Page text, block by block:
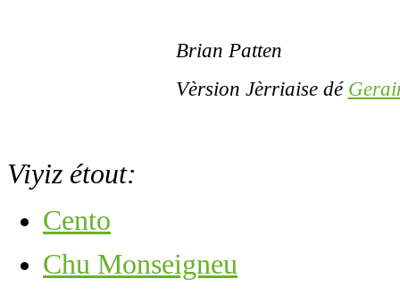
Brian Patten
Vèrsion Jèrriaise dé
Viyiz étout:
Cento
Chu Monseigneu